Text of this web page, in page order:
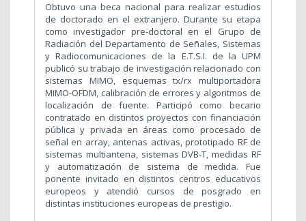
Obtuvo una beca nacional para realizar estudios
de doctorado en el extranjero. Durante su etapa
como investigador pre-doctoral en el Grupo de
Radiación del Departamento de Señales, Sistemas
y Radiocomunicaciones de la E.T.S.I. de la UPM
publicó su trabajo de investigación relacionado con
sistemas MIMO, esquemas tx/rx multiportadora
MIMO-OFDM, calibración de errores y algoritmos de
localización de fuente. Participó como becario
contratado en distintos proyectos con financiación
pública y privada en áreas como procesado de
señal en array, antenas activas, prototipado RF de
sistemas multiantena, sistemas DVB-T, medidas RF
y automatización de sistema de medida. Fue
ponente invitado en distintos centros educativos
europeos y atendió cursos de posgrado en
distintas instituciones europeas de prestigio.